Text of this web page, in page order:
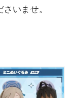
いませ。